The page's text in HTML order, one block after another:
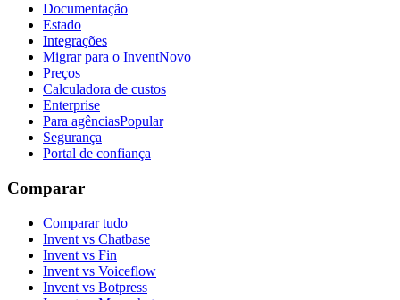
Documentação
Estado
Integrações
Migrar para o InventNovo
Preços
Calculadora de custos
Enterprise
Para agênciasPopular
Segurança
Portal de confiança
Comparar
Comparar tudo
Invent vs Chatbase
Invent vs Fin
Invent vs Voiceflow
Invent vs Botpress